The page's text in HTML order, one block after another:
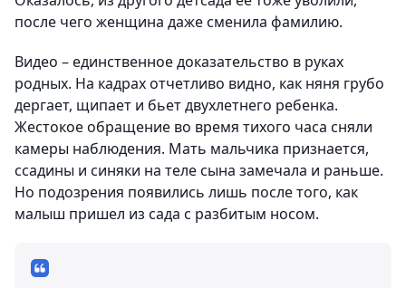
после чего женщина даже сменила фамилию.
Видео – единственное доказательство в руках
родных. На кадрах отчетливо видно, как няня грубо
дергает, щипает и бьет двухлетнего ребенка.
Жестокое обращение во время тихого часа сняли
камеры наблюдения. Мать мальчика признается,
ссадины и синяки на теле сына замечала и раньше.
Но подозрения появились лишь после того, как
малыш пришел из сада с разбитым носом.